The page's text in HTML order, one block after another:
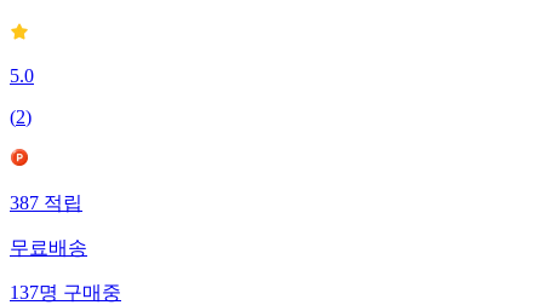
5.0
(2)
387 적립
무료배송
137명 구매중